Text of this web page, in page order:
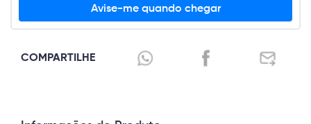
Avise-me quando chegar
COMPARTILHE